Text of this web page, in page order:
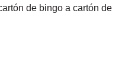
de bingo a cartón de